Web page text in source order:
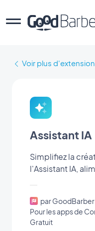
Voir plus
Assistant IA
Simplifiez la
l'Assistant IA,
par GoodBarber
Pour les apps de
Gratuit